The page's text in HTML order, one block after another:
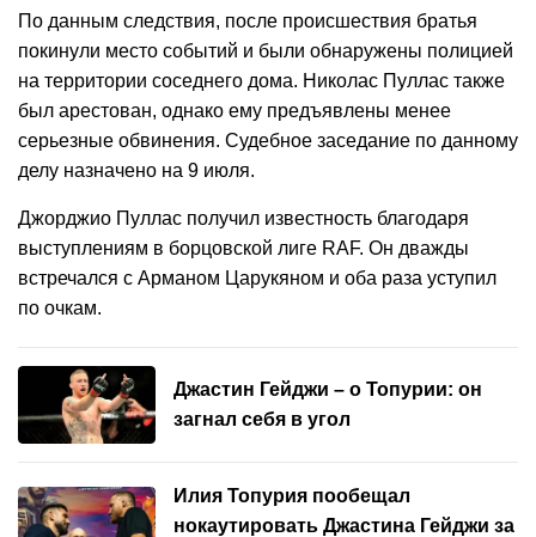
По данным следствия, после происшествия братья
покинули место событий и были обнаружены полицией
на территории соседнего дома. Николас Пуллас также
был арестован, однако ему предъявлены менее
серьезные обвинения. Судебное заседание по данному
делу назначено на 9 июля.
Джорджио Пуллас получил известность благодаря
выступлениям в борцовской лиге RAF. Он дважды
встречался с Арманом Царукяном и оба раза уступил
по очкам.
Джастин Гейджи – о Топурии: он
загнал себя в угол
Илия Топурия пообещал
нокаутировать Джастина Гейджи за